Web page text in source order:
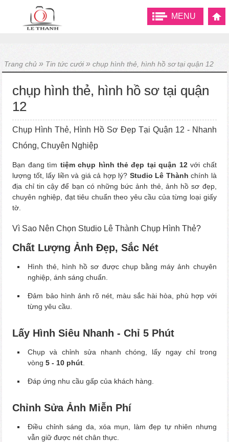
MENU
Trang chủ » Tin tức cưới » chụp hình thẻ, hình hồ sơ tại quận 12
chụp hình thẻ, hình hồ sơ tại quận
12
Chụp Hình Thẻ, Hình Hồ Sơ Đẹp Tại Quận 12 - Nhanh
Chóng, Chuyên Nghiệp
Bạn đang tìm tiệm chụp hình thẻ đẹp tại quận 12với chất
lượng tốt, lấy liền và giá cả hợp lý? Studio Lê Thành chính là
địa chỉ tin cậy để bạn có những bức ảnh thẻ, ảnh hồ sơ đẹp,
chuyên nghiệp, đạt tiêu chuẩn theo yêu cầu của từng loại giấy
tờ.
Vì Sao Nên Chọn Studio Lê Thành Chụp Hình Thẻ?
Chất Lượng Ảnh Đẹp, Sắc Nét
Hình thẻ, hình hồ sơ được chụp bằng máy ảnh chuyên
nghiệp, ánh sáng chuẩn.
Đảm bảo hình ảnh rõ nét, màu sắc hài hòa, phù hợp với
từng yêu cầu.
Lấy Hình Siêu Nhanh - Chỉ 5 Phút
Chụp và chỉnh sửa nhanh chóng, lấy ngay chỉ trong
vòng5 - 10 phút
Đáp ứng nhu cầu gấp của khách hàng.
Chỉnh Sửa Ảnh Miễn Phí
Điều chỉnh sáng da, xóa mụn, làm đẹp tự nhiên nhưng
vẫn giữ được nét chân thực.